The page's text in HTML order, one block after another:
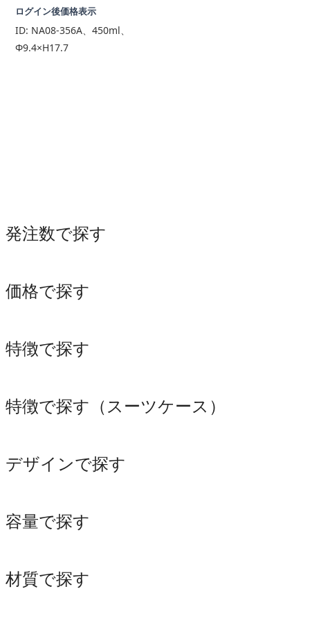
発注数で探す
価格で探す
特徴で探す
特徴で探す（スーツケース）
デザインで探す
容量で探す
材質で探す
ログイン後価格表示
ID: NA08-356A、450ml、
Φ9.4×H17.7